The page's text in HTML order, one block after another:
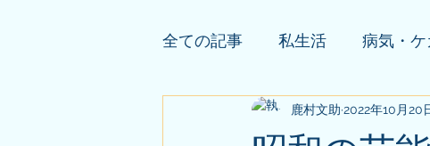
全ての記事 私生活 病気・
依頼者様の公開鑑定 その他
鹿村文助 2022年10月20